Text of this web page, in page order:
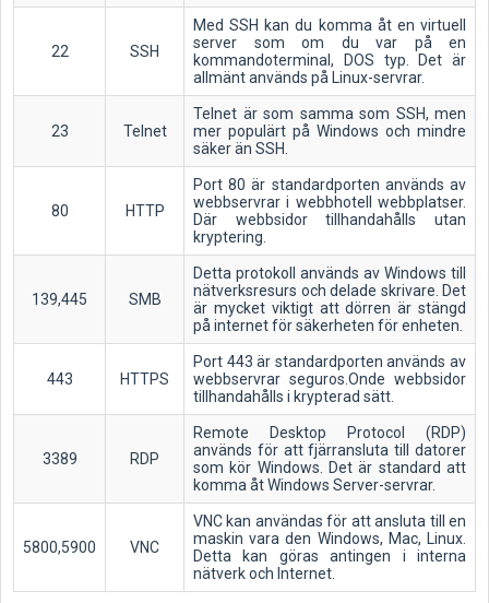
22 SSH
Med SSH kan du komma åt en virtuell
server som om du var på en
kommandoterminal, DOS typ. Det är
allmänt används på Linux-servrar.
23 Telnet
Telnet är som samma som SSH, men
mer populärt på Windows och mindre
säker än SSH.
80 HTTP
Port 80 är standardporten används av
webbservrar i webbhotell webbplatser.
Där webbsidor tillhandahålls utan
kryptering.
139,445 SMB
Detta protokoll används av Windows till
nätverksresurs och delade skrivare. Det
är mycket viktigt att dörren är stängd
på internet för säkerheten för enheten.
443 HTTPS
Port 443 är standardporten används av
webbservrar seguros.Onde webbsidor
tillhandahålls i krypterad sätt.
3389 RDP
Remote Desktop Protocol (RDP)
används för att fjärransluta till datorer
som kör Windows. Det är standard att
komma åt Windows Server-servrar.
5800,5900 VNC
VNC kan användas för att ansluta till en
maskin vara den Windows, Mac, Linux.
Detta kan göras antingen i interna
nätverk och Internet.